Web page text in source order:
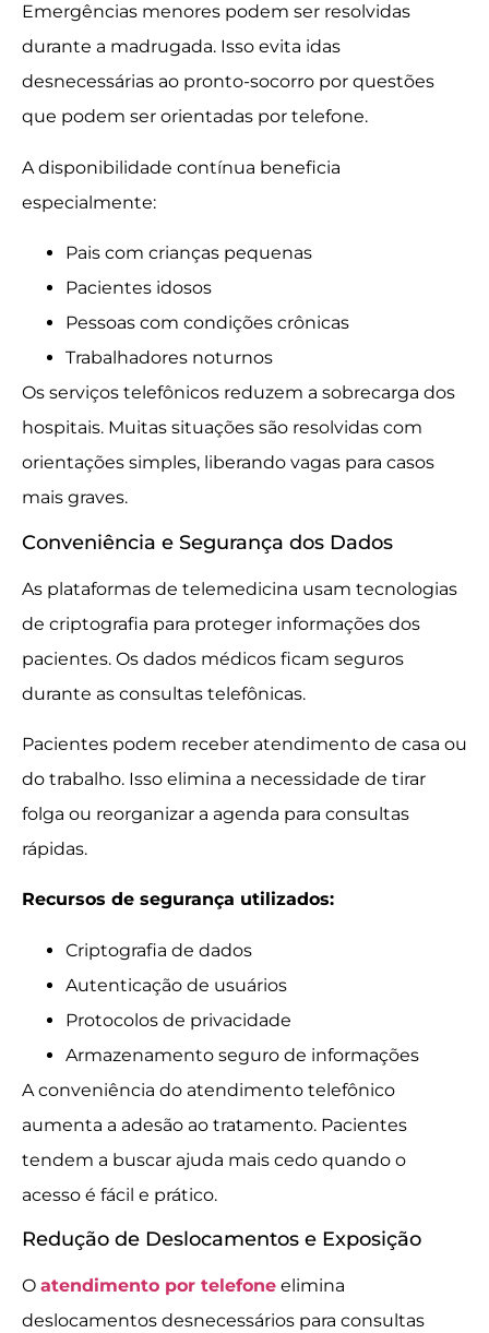
Emergências menores podem ser resolvidas
durante a madrugada. Isso evita idas
desnecessárias ao pronto-socorro por questões
que podem ser orientadas por telefone.
A disponibilidade contínua beneficia
especialmente:
Pais com crianças pequenas
Pacientes idosos
Pessoas com condições crônicas
Trabalhadores noturnos
Os serviços telefônicos reduzem a sobrecarga dos
hospitais. Muitas situações são resolvidas com
orientações simples, liberando vagas para casos
mais graves.
Conveniência e Segurança dos Dados
As plataformas de telemedicina usam tecnologias
de criptografia para proteger informações dos
pacientes. Os dados médicos ficam seguros
durante as consultas telefônicas.
Pacientes podem receber atendimento de casa ou
do trabalho. Isso elimina a necessidade de tirar
folga ou reorganizar a agenda para consultas
rápidas.
Recursos de segurança utilizados:
Criptografia de dados
Autenticação de usuários
Protocolos de privacidade
Armazenamento seguro de informações
A conveniência do atendimento telefônico
aumenta a adesão ao tratamento. Pacientes
tendem a buscar ajuda mais cedo quando o
acesso é fácil e prático.
Redução de Deslocamentos e Exposição
O atendimento por telefone elimina
deslocamentos desnecessários para consultas